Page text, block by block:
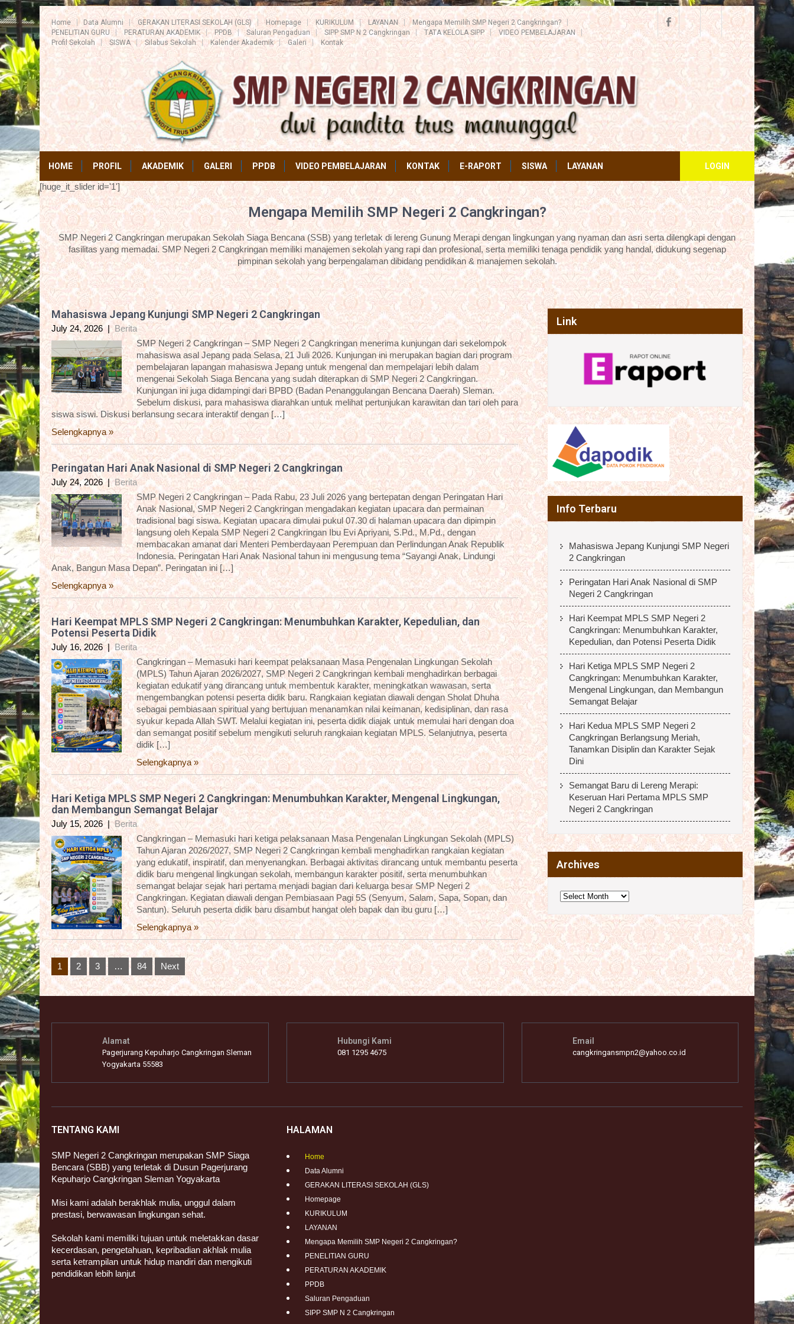
Home Data Alumni GERAKAN LITERASI SEKOLAH (GLS) Homepage KURIKULUM LAYANAN
Mengapa Memilih SMP Negeri 2 Cangkringan?
PENELITIAN GURU
PERATURAN AKADEMIK PPDB Saluran Pengaduan SIPP SMP N 2 Cangkringan TATA KELOLA SIPP
VIDEO PEMBELAJARAN
Profil Sekolah
SISWA Silabus Sekolah Kalender Akademik Galeri Kontak
HOME PROFIL AKADEMIK GALERI PPDB VIDEO PEMBELAJARAN KONTAK E-RAPORT SISWA LAYANAN LOGIN
[huge_it_slider id='1']
Mengapa Memilih SMP Negeri 2 Cangkringan?
SMP Negeri 2 Cangkringan merupakan Sekolah Siaga Bencana (SSB) yang terletak di lereng Gunung Merapi dengan lingkungan yang nyaman dan asri serta dilengkapi dengan
fasilitas yang memadai. SMP Negeri 2 Cangkringan memiliki manajemen sekolah yang rapi dan profesional, serta memiliki tenaga pendidik yang handal, didukung segenap
pimpinan sekolah yang berpengalaman dibidang pendidikan & manajemen sekolah.
Mahasiswa Jepang Kunjungi SMP Negeri 2 Cangkringan
July 24, 2026 | Berita
SMP Negeri 2 Cangkringan – SMP Negeri 2 Cangkringan menerima kunjungan dari sekelompok
mahasiswa asal Jepang pada Selasa, 21 Juli 2026. Kunjungan ini merupakan bagian dari program
pembelajaran lapangan mahasiswa Jepang untuk mengenal dan mempelajari lebih dalam
mengenai Sekolah Siaga Bencana yang sudah diterapkan di SMP Negeri 2 Cangkringan.
Kunjungan ini juga didampingi dari BPBD (Badan Penanggulangan Bencana Daerah) Sleman.
Sebelum diskusi, para mahasiswa diarahkan untuk melihat pertunjukan karawitan dan tari oleh para
siswa siswi. Diskusi berlansung secara interaktif dengan […]
Selengkapnya »
Peringatan Hari Anak Nasional di SMP Negeri 2 Cangkringan
July 24, 2026 |Berita
SMP Negeri 2 Cangkringan – Pada Rabu, 23 Juli 2026 yang bertepatan dengan Peringatan Hari
Anak Nasional, SMP Negeri 2 Cangkringan mengadakan kegiatan upacara dan permainan
tradisional bagi siswa. Kegiatan upacara dimulai pukul 07.30 di halaman upacara dan dipimpin
langsung oleh Kepala SMP Negeri 2 Cangkringan Ibu Evi Apriyani, S.Pd., M.Pd., dengan
membacakan amanat dari Menteri Pemberdayaan Perempuan dan Perlindungan Anak Republik
Indonesia. Peringatan Hari Anak Nasional tahun ini mengusung tema “Sayangi Anak, Lindungi
Anak, Bangun Masa Depan”. Peringatan ini […]
Selengkapnya »
Hari Keempat MPLS SMP Negeri 2 Cangkringan: Menumbuhkan Karakter, Kepedulian, dan
Potensi Peserta Didik
July 16, 2026 |Berita
Cangkringan – Memasuki hari keempat pelaksanaan Masa Pengenalan Lingkungan Sekolah
(MPLS) Tahun Ajaran 2026/2027, SMP Negeri 2 Cangkringan kembali menghadirkan berbagai
kegiatan edukatif yang dirancang untuk membentuk karakter, meningkatkan wawasan, serta
mengembangkan potensi peserta didik baru. Rangkaian kegiatan diawali dengan Sholat Dhuha
sebagai pembiasaan spiritual yang bertujuan menanamkan nilai keimanan, kedisiplinan, dan rasa
syukur kepada Allah SWT. Melalui kegiatan ini, peserta didik diajak untuk memulai hari dengan doa
dan semangat positif sebelum mengikuti seluruh rangkaian kegiatan MPLS. Selanjutnya, peserta
didik […]
Selengkapnya »
Hari Ketiga MPLS SMP Negeri 2 Cangkringan: Menumbuhkan Karakter, Mengenal Lingkungan,
dan Membangun Semangat Belajar
July 15, 2026 |Berita
Cangkringan – Memasuki hari ketiga pelaksanaan Masa Pengenalan Lingkungan Sekolah (MPLS)
Tahun Ajaran 2026/2027, SMP Negeri 2 Cangkringan kembali menghadirkan rangkaian kegiatan
yang edukatif, inspiratif, dan menyenangkan. Berbagai aktivitas dirancang untuk membantu peserta
didik baru mengenal lingkungan sekolah, membangun karakter positif, serta menumbuhkan
semangat belajar sejak hari pertama menjadi bagian dari keluarga besar SMP Negeri 2
Cangkringan. Kegiatan diawali dengan Pembiasaan Pagi 5S (Senyum, Salam, Sapa, Sopan, dan
Santun). Seluruh peserta didik baru disambut hangat oleh bapak dan ibu guru […]
Selengkapnya »
Posts
pagination
1 2 3 … 84 Next
Link
Info Terbaru
Mahasiswa Jepang Kunjungi SMP Negeri
2 Cangkringan
Peringatan Hari Anak Nasional di SMP
Negeri 2 Cangkringan
Hari Keempat MPLS SMP Negeri 2
Cangkringan: Menumbuhkan Karakter,
Kepedulian, dan Potensi Peserta Didik
Hari Ketiga MPLS SMP Negeri 2
Cangkringan: Menumbuhkan Karakter,
Mengenal Lingkungan, dan Membangun
Semangat Belajar
Hari Kedua MPLS SMP Negeri 2
Cangkringan Berlangsung Meriah,
Tanamkan Disiplin dan Karakter Sejak
Dini
Semangat Baru di Lereng Merapi:
Keseruan Hari Pertama MPLS SMP
Negeri 2 Cangkringan
Archives
Archives
Alamat
Pagerjurang Kepuharjo Cangkringan Sleman
Yogyakarta 55583
Hubungi Kami
081 1295 4675
Email
cangkringansmpn2@yahoo.co.id
TENTANG KAMI
SMP Negeri 2 Cangkringan merupakan SMP Siaga
Bencara (SBB) yang terletak di Dusun Pagerjurang
Kepuharjo Cangkringan Sleman Yogyakarta
Misi kami adalah berakhlak mulia, unggul dalam
prestasi, berwawasan lingkungan sehat.
Sekolah kami memiliki tujuan untuk meletakkan dasar
kecerdasan, pengetahuan, kepribadian akhlak mulia
serta ketrampilan untuk hidup mandiri dan mengikuti
pendidikan lebih lanjut
HALAMAN
Home
Data Alumni
GERAKAN LITERASI SEKOLAH (GLS)
Homepage
KURIKULUM
LAYANAN
Mengapa Memilih SMP Negeri 2 Cangkringan?
PENELITIAN GURU
PERATURAN AKADEMIK
PPDB
Saluran Pengaduan
SIPP SMP N 2 Cangkringan